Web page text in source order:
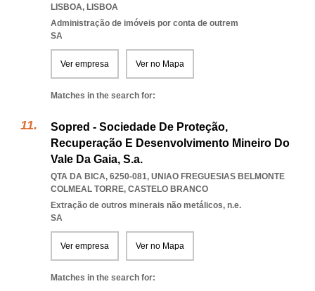
LISBOA, LISBOA
Administração de imóveis por conta de outrem
SA
Ver empresa Ver no Mapa
Matches in the search for:
Sopred - Sociedade De Proteção,
Recuperação E Desenvolvimento Mineiro Do
Vale Da Gaia, S.a.
QTA DA BICA, 6250-081, UNIAO FREGUESIAS BELMONTE
COLMEAL TORRE, CASTELO BRANCO
Extração de outros minerais não metálicos, n.e.
SA
Ver empresa Ver no Mapa
Matches in the search for: